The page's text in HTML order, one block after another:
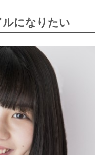
になりたい